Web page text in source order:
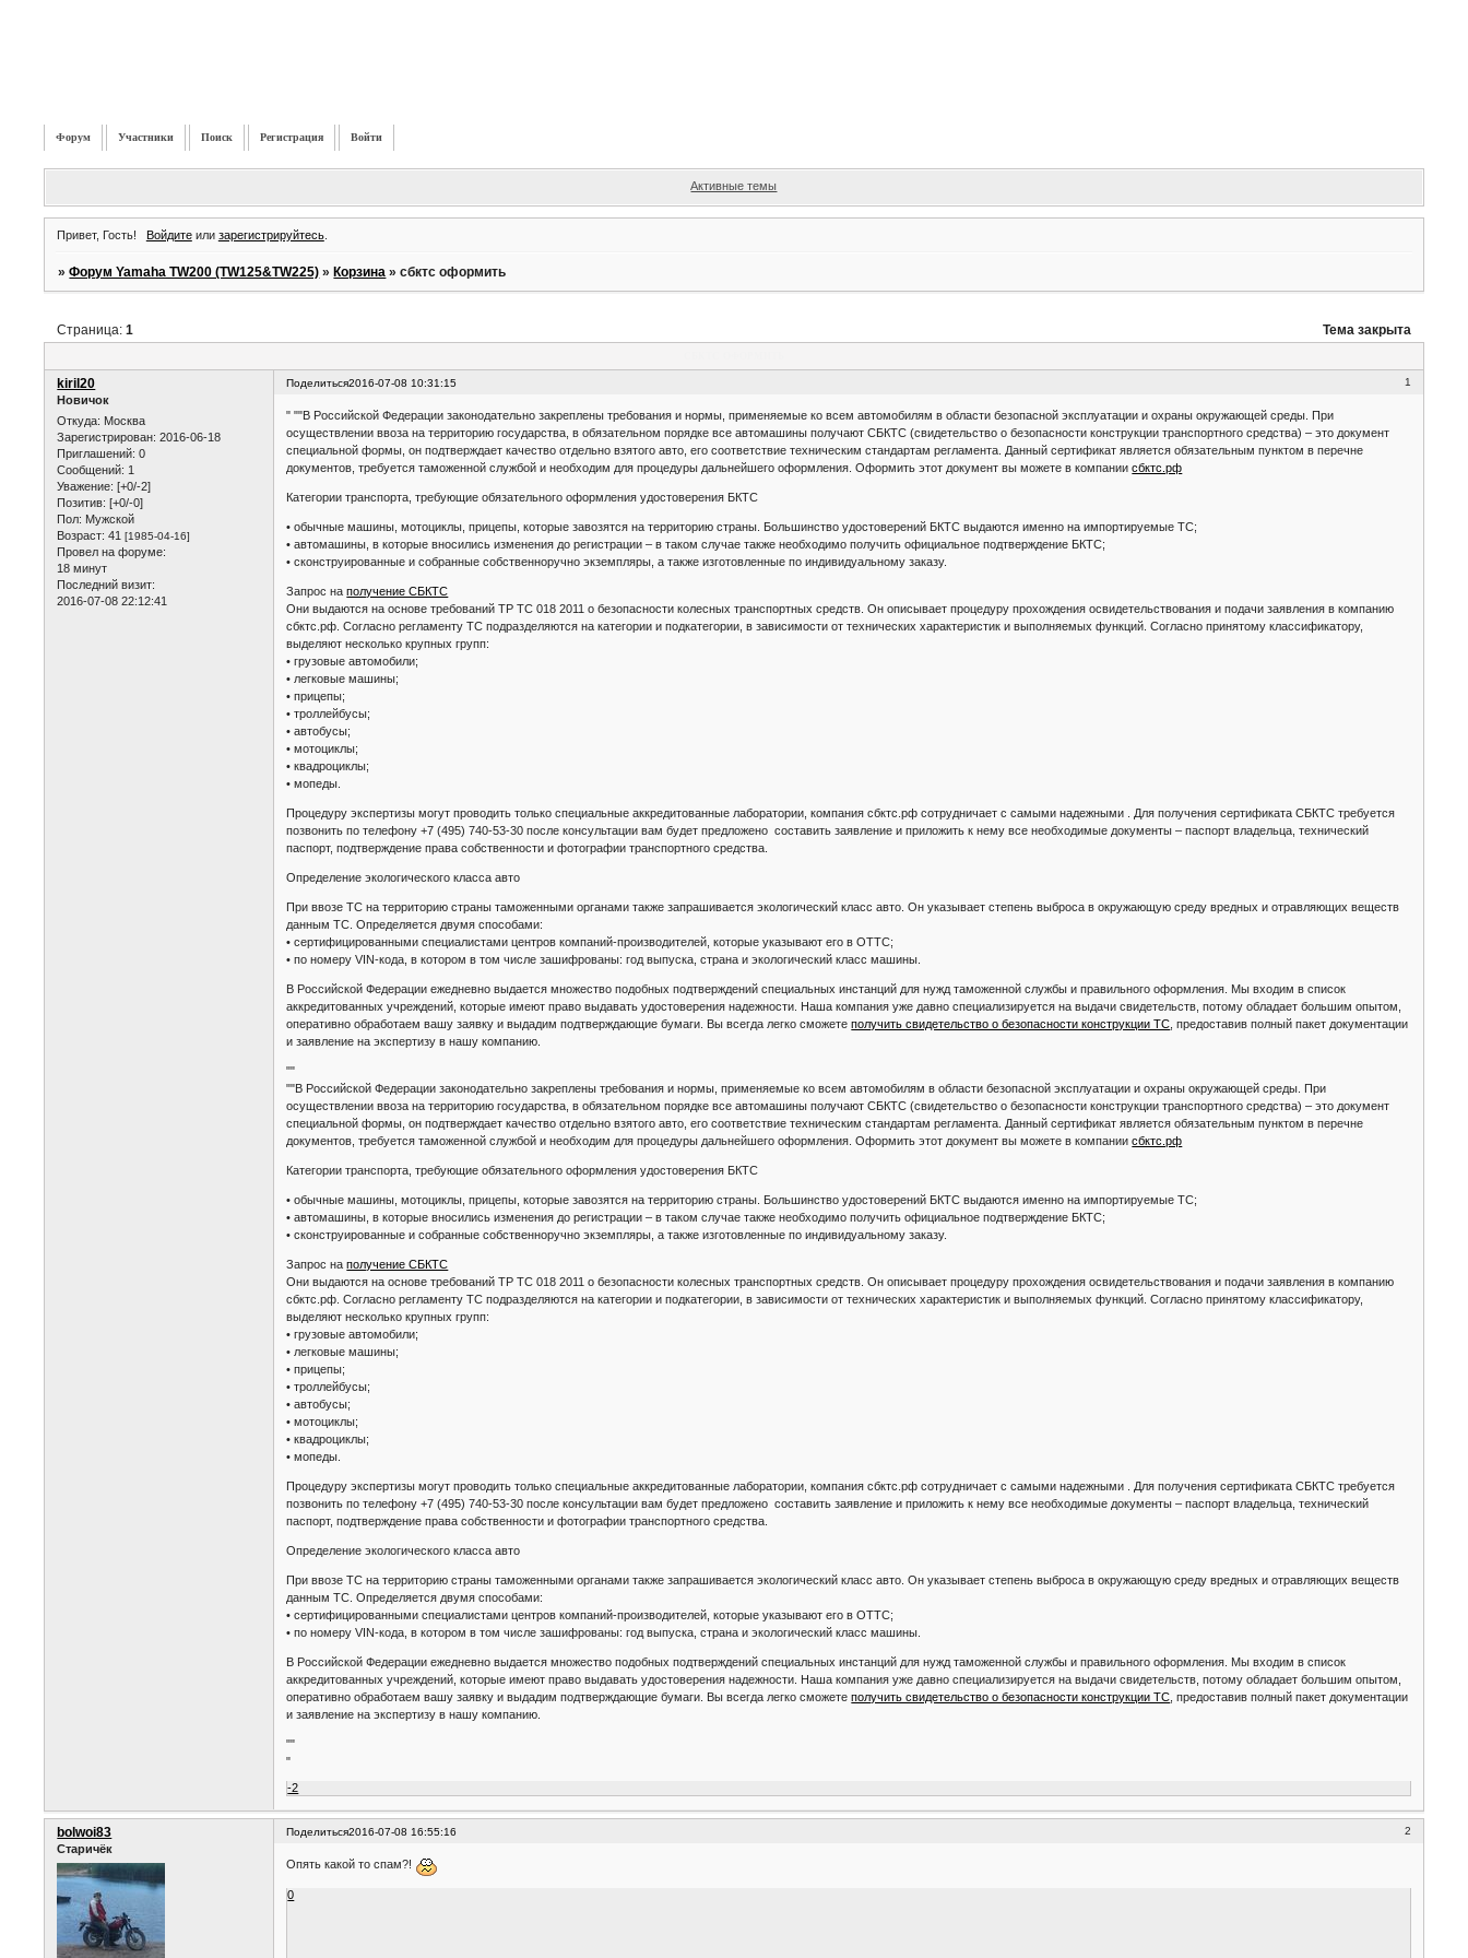
Форум Участники Поиск Регистрация Войти
Активные темы
Привет, Гость! Войдитеили зарегистрируйтесь.
»Форум Yamaha TW200 (TW125&TW225) »Корзина »сбктс оформить
Страница:1 Тема закрыта
Поделиться 1
2016-07-08 10:31:15
kiril20
Новичок
Откуда: Москва
Зарегистрирован: 2016-06-18
Приглашений: 0
Сообщений: 1
Уважение: [+0/-2]
Позитив: [+0/-0]
Пол: Мужской
Возраст: 41[1985-04-16]
Провел на форуме:
18 минут
Последний визит:
2016-07-08 22:12:41
" ""В Российской Федерации законодательно закреплены требования и нормы, применяемые ко всем автомобилям в области безопасной эксплуатации и охраны окружающей среды. При
осуществлении ввоза на территорию государства, в обязательном порядке все автомашины получают СБКТС (свидетельство о безопасности конструкции транспортного средства) – это документ
специальной формы, он подтверждает качество отдельно взятого авто, его соответствие техническим стандартам регламента. Данный сертификат является обязательным пунктом в перечне
документов, требуется таможенной службой и необходим для процедуры дальнейшего оформления. Оформить этот документ вы можете в компаниисбктс.рф
Категории транспорта, требующие обязательного оформления удостоверения БКТС
• обычные машины, мотоциклы, прицепы, которые завозятся на территорию страны. Большинство удостоверений БКТС выдаются именно на импортируемые ТС;
• автомашины, в которые вносились изменения до регистрации – в таком случае также необходимо получить официальное подтверждение БКТС;
• сконструированные и собранные собственноручно экземпляры, а также изготовленные по индивидуальному заказу.
Запрос наполучение СБКТС
Они выдаются на основе требований ТР ТС 018 2011 о безопасности колесных транспортных средств. Он описывает процедуру прохождения освидетельствования и подачи заявления в компанию
сбктс.рф. Согласно регламенту ТС подразделяются на категории и подкатегории, в зависимости от технических характеристик и выполняемых функций. Согласно принятому классификатору,
выделяют несколько крупных групп:
• грузовые автомобили;
• легковые машины;
• прицепы;
• троллейбусы;
• автобусы;
• мотоциклы;
• квадроциклы;
• мопеды.
Процедуру экспертизы могут проводить только специальные аккредитованные лаборатории, компания сбктс.рф сотрудничает с самыми надежными . Для получения сертификата СБКТС требуется
позвонить по телефону +7 (495) 740-53-30 после консультации вам будет предложено составить заявление и приложить к нему все необходимые документы – паспорт владельца, технический
паспорт, подтверждение права собственности и фотографии транспортного средства.
Определение экологического класса авто
При ввозе ТС на территорию страны таможенными органами также запрашивается экологический класс авто. Он указывает степень выброса в окружающую среду вредных и отравляющих веществ
данным ТС. Определяется двумя способами:
• сертифицированными специалистами центров компаний-производителей, которые указывают его в ОТТС;
• по номеру VIN-кода, в котором в том числе зашифрованы: год выпуска, страна и экологический класс машины.
В Российской Федерации ежедневно выдается множество подобных подтверждений специальных инстанций для нужд таможенной службы и правильного оформления. Мы входим в список
аккредитованных учреждений, которые имеют право выдавать удостоверения надежности. Наша компания уже давно специализируется на выдачи свидетельств, потому обладает большим опытом,
оперативно обработаем вашу заявку и выдадим подтверждающие бумаги. Вы всегда легко сможетеполучить свидетельство о безопасности конструкции ТС , предоставив полный пакет документации
и заявление на экспертизу в нашу компанию.
""
""В Российской Федерации законодательно закреплены требования и нормы, применяемые ко всем автомобилям в области безопасной эксплуатации и охраны окружающей среды. При
осуществлении ввоза на территорию государства, в обязательном порядке все автомашины получают СБКТС (свидетельство о безопасности конструкции транспортного средства) – это документ
специальной формы, он подтверждает качество отдельно взятого авто, его соответствие техническим стандартам регламента. Данный сертификат является обязательным пунктом в перечне
документов, требуется таможенной службой и необходим для процедуры дальнейшего оформления. Оформить этот документ вы можете в компаниисбктс.рф
Категории транспорта, требующие обязательного оформления удостоверения БКТС
• обычные машины, мотоциклы, прицепы, которые завозятся на территорию страны. Большинство удостоверений БКТС выдаются именно на импортируемые ТС;
• автомашины, в которые вносились изменения до регистрации – в таком случае также необходимо получить официальное подтверждение БКТС;
• сконструированные и собранные собственноручно экземпляры, а также изготовленные по индивидуальному заказу.
Запрос наполучение СБКТС
Они выдаются на основе требований ТР ТС 018 2011 о безопасности колесных транспортных средств. Он описывает процедуру прохождения освидетельствования и подачи заявления в компанию
сбктс.рф. Согласно регламенту ТС подразделяются на категории и подкатегории, в зависимости от технических характеристик и выполняемых функций. Согласно принятому классификатору,
выделяют несколько крупных групп:
• грузовые автомобили;
• легковые машины;
• прицепы;
• троллейбусы;
• автобусы;
• мотоциклы;
• квадроциклы;
• мопеды.
Процедуру экспертизы могут проводить только специальные аккредитованные лаборатории, компания сбктс.рф сотрудничает с самыми надежными . Для получения сертификата СБКТС требуется
позвонить по телефону +7 (495) 740-53-30 после консультации вам будет предложено составить заявление и приложить к нему все необходимые документы – паспорт владельца, технический
паспорт, подтверждение права собственности и фотографии транспортного средства.
Определение экологического класса авто
При ввозе ТС на территорию страны таможенными органами также запрашивается экологический класс авто. Он указывает степень выброса в окружающую среду вредных и отравляющих веществ
данным ТС. Определяется двумя способами:
• сертифицированными специалистами центров компаний-производителей, которые указывают его в ОТТС;
• по номеру VIN-кода, в котором в том числе зашифрованы: год выпуска, страна и экологический класс машины.
В Российской Федерации ежедневно выдается множество подобных подтверждений специальных инстанций для нужд таможенной службы и правильного оформления. Мы входим в список
аккредитованных учреждений, которые имеют право выдавать удостоверения надежности. Наша компания уже давно специализируется на выдачи свидетельств, потому обладает большим опытом,
оперативно обработаем вашу заявку и выдадим подтверждающие бумаги. Вы всегда легко сможетеполучить свидетельство о безопасности конструкции ТС , предоставив полный пакет документации
и заявление на экспертизу в нашу компанию.
""
"
-2
Поделиться 2
2016-07-08 16:55:16
bolwoi83
Старичёк
Опять какой то спам?!
0